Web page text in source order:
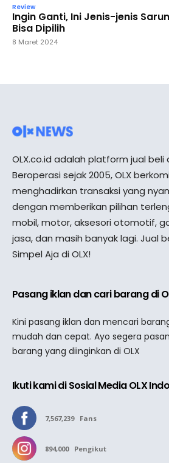
Review
Ingin Ganti, Ini Jenis-jenis
Bisa Dipilih
8 Maret 2024
OLX.co.id adalah platform jual beli
Beroperasi sejak 2005, OLX
menghadirkan transaksi yang
dengan memberikan pilihan
mobil, motor, aksesori otomotif,
jasa, dan masih banyak lagi. Jual
Simpel Aja di OLX!
Pasang iklan dan cari barang di
Kini pasang iklan dan mencari
mudah dan cepat. Ayo segera
barang yang diinginkan di OLX
Ikuti kami di Sosial Media OLX
7,567,239 Fans
894,000 Pengikut